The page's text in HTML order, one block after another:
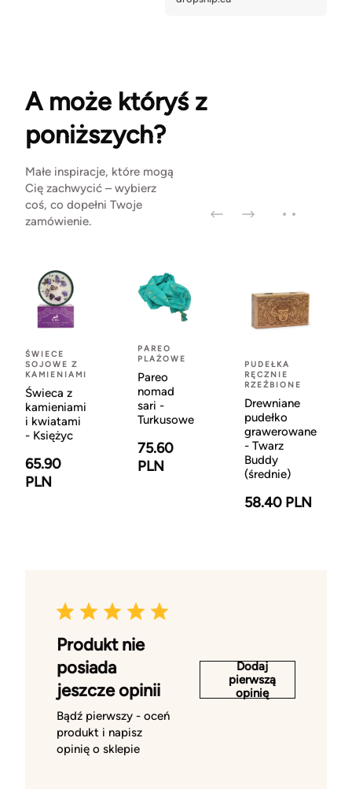
A może któryś z
poniższych?
Małe inspiracje, które mogą
Cię zachwycić – wybierz
coś, co dopełni Twoje
zamówienie.
ŚWIECE
SOJOWE Z
KAMIENIAMI
Świeca z
kamieniami
i kwiatami
- Księżyc
65.90
PLN
PAREO
PLAŻOWE
Pareo
nomad
sari -
Turkusowe
75.60
PLN
PUDEŁKA
RĘCZNIE
RZEŹBIONE
Drewniane
pudełko
grawerowane
- Twarz
Buddy
(średnie)
58.40 PLN
Produkt nie
posiada
jeszcze opinii
Bądź pierwszy - oceń
produkt i napisz
opinię o sklepie
Dodaj
pierwszą
opinię